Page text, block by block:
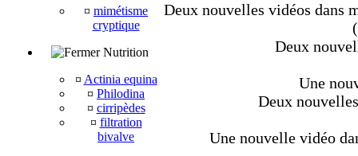
¤ mimétisme
cryptique
Nutrition
¤ Actinia equina
¤ Philodina
¤ cirripèdes
¤ filtration
bivalve
Deux nouvelles vidéos dans
Deux
Une
Deux
Une nouvelle vidéo